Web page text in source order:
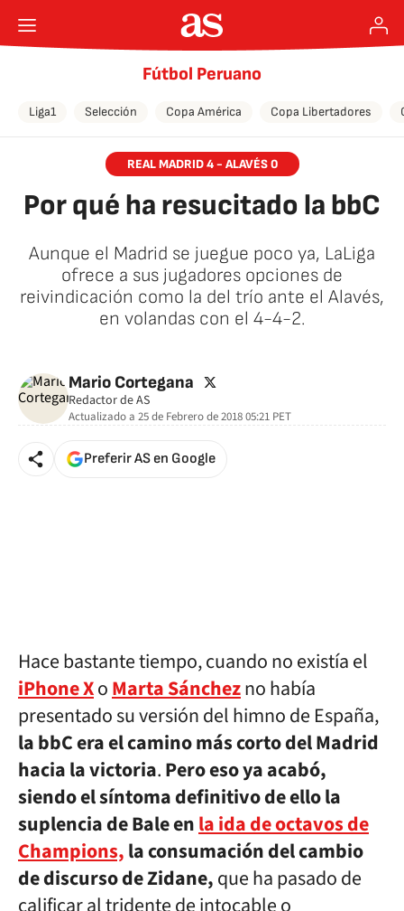
Fútbol Peruano
Liga1 Selección Copa América Copa Libertadores
REAL MADRID 4 - ALAVÉS 0
Por qué ha resucitado la bbC
Aunque el Madrid se juegue poco ya, LaLiga
ofrece a sus jugadores opciones de
reivindicación como la del trío ante el Alavés,
en volandas con el 4-4-2.
Mario Cortegana twitter
Redactor de AS
Actualizado a 25 de Febrero de 2018 05:21 PET
Preferir AS en Google
Hace bastante tiempo, cuando no existía el
iPhone XoMarta Sánchezno había
presentado su versión del himno de España,
la bbC era el camino más corto del Madrid
hacia la victoria.Pero eso ya acabó,
siendo el síntoma definitivo de ello la
suplencia de Bale enla ida de octavos de
Champions,la consumación del cambio
de discurso de Zidane,que ha pasado de